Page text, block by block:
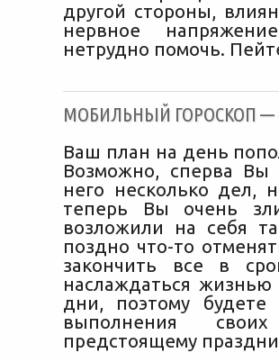
другой стороны,
нервное
нетрудно помочь.
МОБИЛЬНЫЙ ГОРОСКОП —
Ваш план на день
Возможно, сперва Вы
него несколько дел,
теперь Вы очень
возложили на себя
поздно что-то
закончить все в
наслаждаться
дни, поэтому будете
выполнения
предстоящему